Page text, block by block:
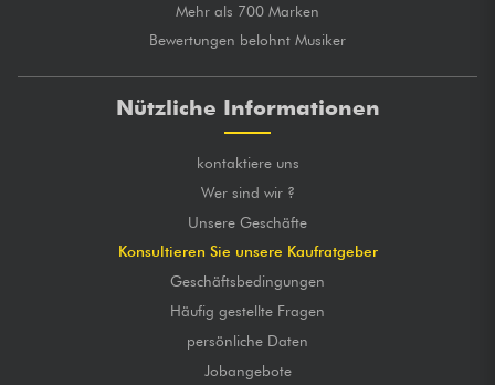
Mehr als 700 Marken
Bewertungen belohnt Musiker
Nützliche Informationen
kontaktiere uns
Wer sind wir ?
Unsere Geschäfte
Konsultieren Sie unsere Kaufratgeber
Geschäftsbedingungen
Häufig gestellte Fragen
persönliche Daten
Jobangebote